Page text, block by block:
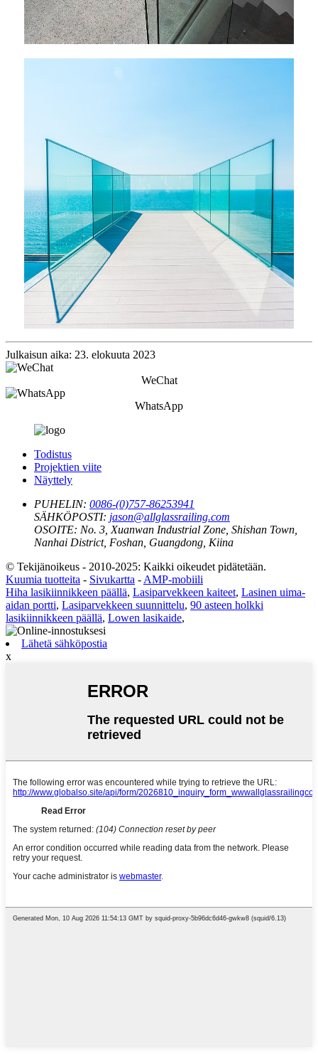
Julkaisun aika: 23. elokuuta 2023
WeChat
WhatsApp
Todistus
Projektien viite
Näyttely
PUHELIN: 0086-(0)757-86253941
SÄHKÖPOSTI: jason@allglassrailing.com
OSOITE: No. 3, Xuanwan Industrial Zone, Shishan Town,
Nanhai District, Foshan, Guangdong, Kiina
© Tekijänoikeus - 2010-2025: Kaikki oikeudet pidätetään.
Kuumia tuotteita - Sivukartta - AMP-mobiili
Hiha lasikiinnikkeen päällä, Lasiparvekkeen kaiteet, Lasinen uima-
aidan portti, Lasiparvekkeen suunnittelu, 90 asteen holkki
lasikiinnikkeen päällä, Lowen lasikaide,
Lähetä sähköpostia
x